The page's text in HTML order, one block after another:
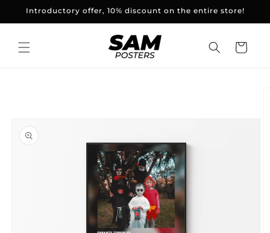
and
Introductory offer, 10% discount on the entire store!
Basket